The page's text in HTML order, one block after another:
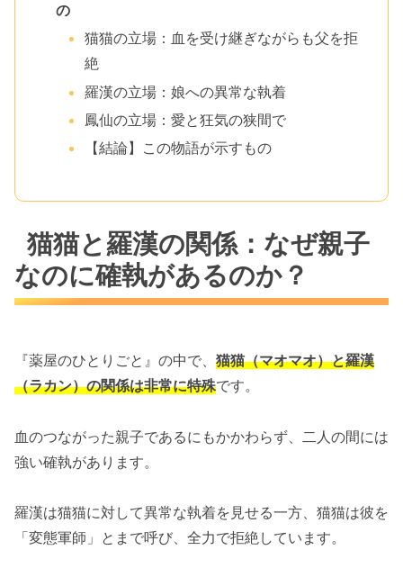
の
猫猫の立場：血を受け継ぎながらも父を拒
絶
羅漢の立場：娘への異常な執着
鳳仙の立場：愛と狂気の狭間で
【結論】この物語が示すもの
猫猫と羅漢の関係：なぜ親子
なのに確執があるのか？
『薬屋のひとりごと』の中で、 猫猫（マオマオ）と羅漢
（ラカン）の関係は非常に特殊です。
血のつながった親子であるにもかかわらず、二人の間には
強い確執があります。
羅漢は猫猫に対して異常な執着を見せる一方、猫猫は彼を
「変態軍師」とまで呼び、全力で拒絶しています。